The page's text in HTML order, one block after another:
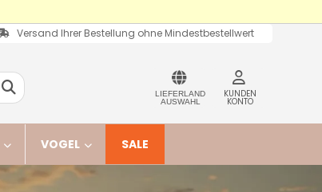
Versand Ihrer Bestellung ohne Mindestbestellwert
LIEFERLAND
AUSWAHL
KUNDEN
KONTO
VOGEL SALE